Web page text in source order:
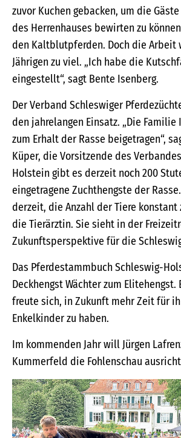
zuvor Kuchen gebacken, um die
des Herrenhauses bewirten zu
den Kaltblutpferden. Doch die Arbeit
Jährigen zu viel. „Ich habe die
eingestellt“, sagt Bente Isenberg.
Der Verband Schleswiger
den jahrelangen Einsatz. „Die
zum Erhalt der Rasse beigetragen“,
Küper, die Vorsitzende des
Holstein gibt es derzeit noch 200
eingetragene Zuchthengste der
derzeit, die Anzahl der Tiere konstant
die Tierärztin. Sie sieht in der
Zukunftsperspektive für die
Das Pferdestammbuch Schleswig-
Deckhengst Wächter zum
freute sich, in Zukunft mehr Zeit für
Enkelkinder zu haben.
Im kommenden Jahr will Jürgen
Kummerfeld die Fohlenschau